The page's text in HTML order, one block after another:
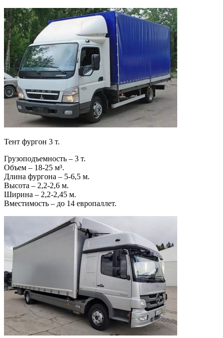
Тент фургон 3 т.
Грузоподъемность – 3 т.
Объем – 18-25 м³.
Длина фургона – 5-6,5 м.
Высота – 2,2-2,6 м.
Ширина – 2,2-2,45 м.
Вместимость – до 14 европаллет.